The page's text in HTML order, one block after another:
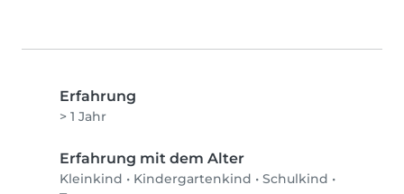
Erfahrung
> 1 Jahr
Erfahrung mit dem Alter
Kleinkind • Kindergartenkind • Schulkind •